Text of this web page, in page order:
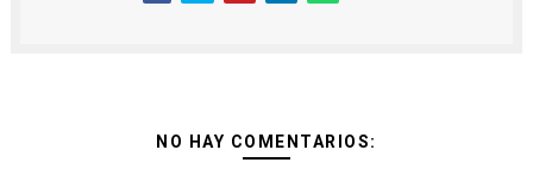
NO HAY COMENTARIOS: